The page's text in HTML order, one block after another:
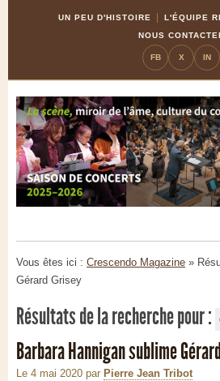
UN PEU D'HISTOIRE
L'ÉQUIPE
NOUS
FB X IN
Vous êtes ici : Crescendo Magazine »
Gérard Grisey
Résultats de la recherche pour :
Barbara Hannigan sublime
Le 4 mai 2020 par Pierre Jean Tribot